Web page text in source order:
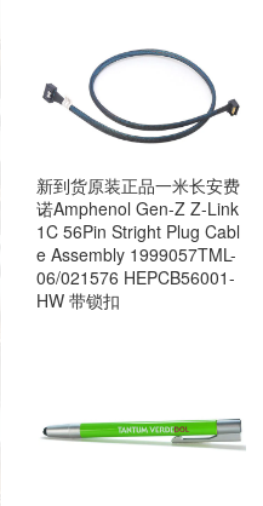
新到货原装正品一米长安费
诺Amphenol Gen-Z Z-Link
1C 56Pin Stright Plug Cabl
e Assembly 1999057TML-
06/021576 HEPCB56001-
HW 带锁扣